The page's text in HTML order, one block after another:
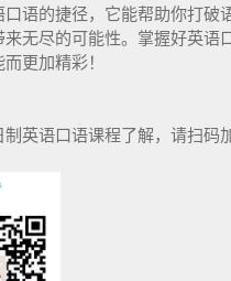
口语的捷径，它能帮助你打破
来无尽的可能性。掌握好英语
更加精彩！
英语口语课程了解，请扫码